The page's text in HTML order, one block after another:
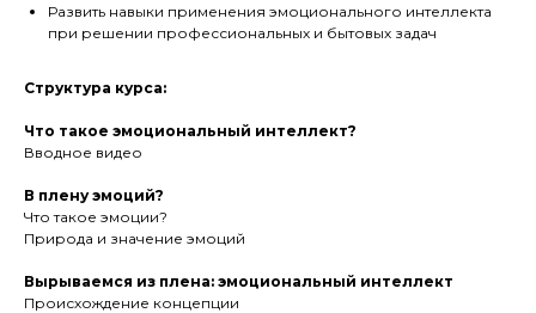
Развить навыки применения эмоционального интеллекта
при решении профессиональных и бытовых задач
Структура курса:
Что такое эмоциональный интеллект?
Вводное видео
В плену эмоций?
Что такое эмоции?
Природа и значение эмоций
Вырываемся из плена: эмоциональный интеллект
Происхождение концепции